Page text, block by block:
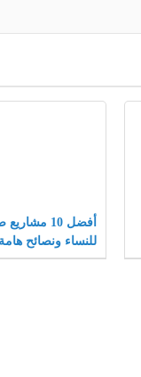
أفضل 10
للنساء ونصائح
المشاريع الصغيرة